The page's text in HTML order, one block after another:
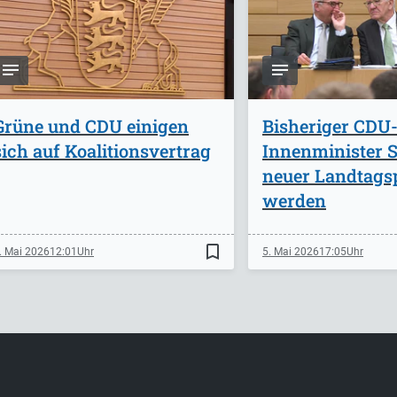
und CDU einigen
auf Koalitionsvertrag
Mai 202612:01 bookmark_border
Bisheriger CDU-
Innenminister
neuer
werden
5. Mai 202617:05